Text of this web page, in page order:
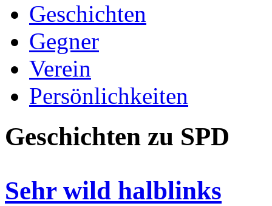
Geschichten
Gegner
Verein
Persönlichkeiten
Geschichten zu SPD
Sehr wild halblinks